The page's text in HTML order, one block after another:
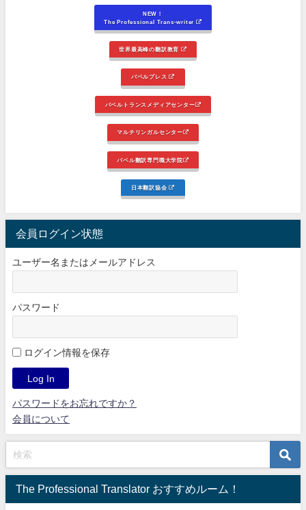
NEW！
The Professional Trans-writer
世界最高峰の翻訳教育
バベルプレス
バベルトランスメディアセンター
マルチリンガルセンター
バベル翻訳専門職大学院
日本翻訳協会
会員ログイン状態
ユーザー名またはメールアドレス
パスワード
ログイン情報を保存
パスワードをお忘れですか？
会員について
The Professional Translator おすすめルーム！